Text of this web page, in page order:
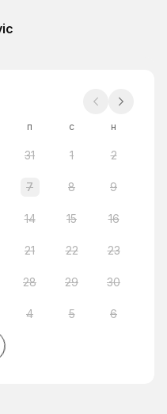
п с н
31 1 2
7 8 9
14 15 16
21 22 23
28 29 30
4 5 6